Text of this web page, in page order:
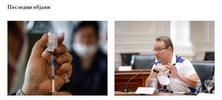
Последни објави